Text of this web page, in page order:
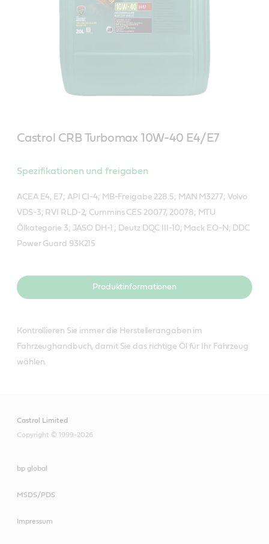
Castrol CRB Turbomax 10W-40 E4/E7
Spezifikationen und freigaben
ACEA E4, E7; API CI-4; MB-Freigabe 228.5; MAN M3277; Volvo
VDS-3; RVI RLD-2; Cummins CES 20077, 20078; MTU
Ölkategorie 3; JASO DH-1 ; Deutz DQC III-10; Mack EO-N; DDC
Power Guard 93K215
Produktinformationen
Kontrollieren Sie immer die Herstellerangaben im
Fahrzeughandbuch, damit Sie das richtige Öl für Ihr Fahrzeug
wählen.
Castrol Limited
Copyright © 1999-2026
bp global
MSDS/PDS
Impressum